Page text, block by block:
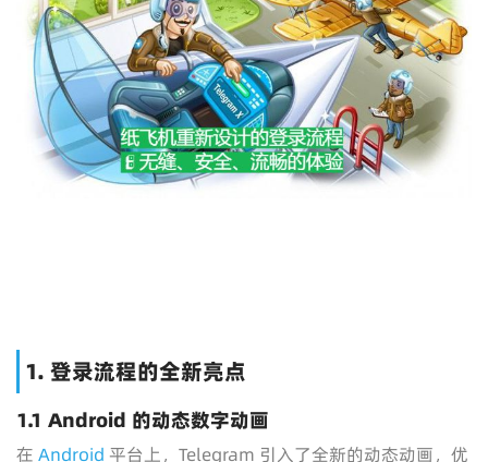
1. 登录流程的全新亮点
1.1 Android 的动态数字动画
在 Android 平台上，Telegram 引入了全新的动态动画，优